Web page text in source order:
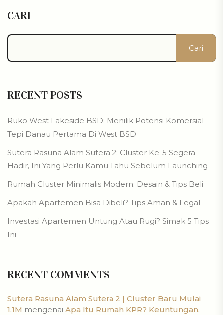
CARI
Cari
RECENT POSTS
Ruko West Lakeside BSD: Menilik Potensi Komersial
Tepi Danau Pertama Di West BSD
Sutera Rasuna Alam Sutera 2: Cluster Ke-5 Segera
Hadir, Ini Yang Perlu Kamu Tahu Sebelum Launching
Rumah Cluster Minimalis Modern: Desain & Tips Beli
Apakah Apartemen Bisa Dibeli? Tips Aman & Legal
Investasi Apartemen Untung Atau Rugi? Simak 5 Tips
Ini
RECENT COMMENTS
Sutera Rasuna Alam Sutera 2 | Cluster Baru Mulai
1,1M mengenai Apa Itu Rumah KPR? Keuntungan,